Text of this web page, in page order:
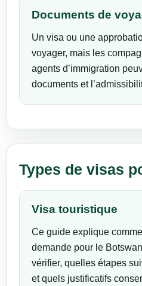
Documents de
Un visa ou une
voyager, mais les
agents d’immigration
documents et
Types de visas
Visa touristique
Ce guide explique
demande pour le
vérifier, quelles étapes
et quels justificatifs